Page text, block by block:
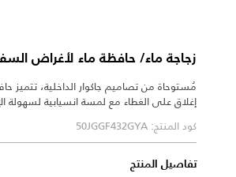
زجاجة ماء/ حافظة ماء لأغراض
مُستوحاة من تصاميم جاكوار الداخلية، تتميز
إغلاق على الغطاء مع لمسة انسيابية لسهولة
كود المنتج: 50JGGF432GYA
تفاصيل المنتج